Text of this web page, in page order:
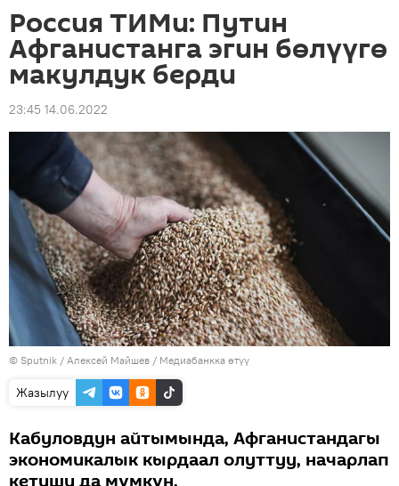
Россия ТИМи: Путин
Афганистанга эгин бөлүүгө
макулдук берди
23:45 14.06.2022
© Sputnik / Алексей Майшев / Медиабанкка өтүү
Жазылуу
Кабуловдун айтымында, Афганистандагы
экономикалык кырдаал олуттуу, начарлап